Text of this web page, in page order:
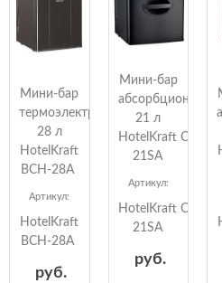
Мини-бар
термоэлектрический
28 л
HotelKraft
BCH-28A
Артикул:
HotelKraft
BCH-28A
руб.
Мини-бар
абсорбционный
21 л
HotelKraft CB-
21SA
Артикул:
HotelKraft CB-
21SA
руб.